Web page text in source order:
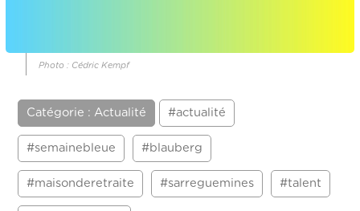
Photo : Cédric Kempf
Catégorie : Actualité #actualité
#semainebleue #blauberg
#maisonderetraite #sarreguemines #talent